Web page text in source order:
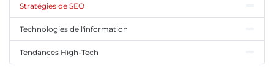
Stratégies de SEO
Technologies de l'information
Tendances High-Tech